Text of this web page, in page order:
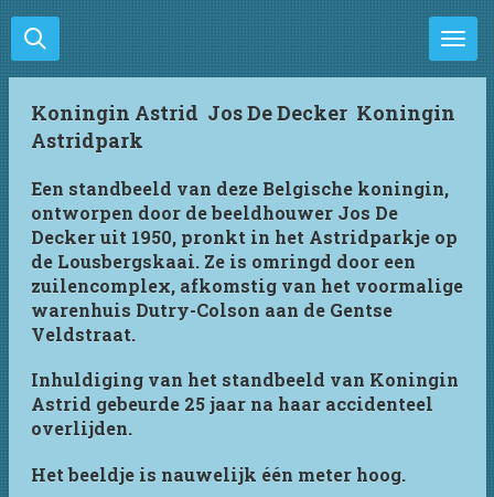
Ga
direct
naar
hoofdinhoud
Koningin Astrid Jos De Decker Koningin
Astridpark
Een standbeeld van deze Belgische koningin,
ontworpen door de beeldhouwer Jos De
Decker uit 1950, pronkt in het Astridparkje op
de Lousbergskaai. Ze is omringd door een
zuilencomplex, afkomstig van het voormalige
warenhuis Dutry-Colson aan de Gentse
Veldstraat.
Inhuldiging van het standbeeld van Koningin
Astrid gebeurde 25 jaar na haar accidenteel
overlijden.
Het beeldje is nauwelijk één meter hoog.